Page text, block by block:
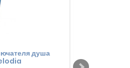
душа